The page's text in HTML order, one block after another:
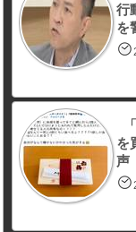
行
を
を
声